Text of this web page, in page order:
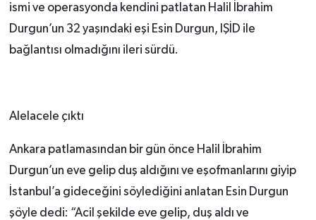
ismi ve operasyonda kendini patlatan Halil İbrahim
Durgun’un 32 yaşındaki eşi Esin Durgun, IŞİD ile
bağlantısı olmadığını ileri sürdü.
Alelacele çıktı
Ankara patlamasından bir gün önce Halil İbrahim
Durgun’un eve gelip duş aldığını ve eşofmanlarını giyip
İstanbul’a gideceğini söylediğini anlatan Esin Durgun
şöyle dedi: “Acil şekilde eve gelip, duş aldı ve